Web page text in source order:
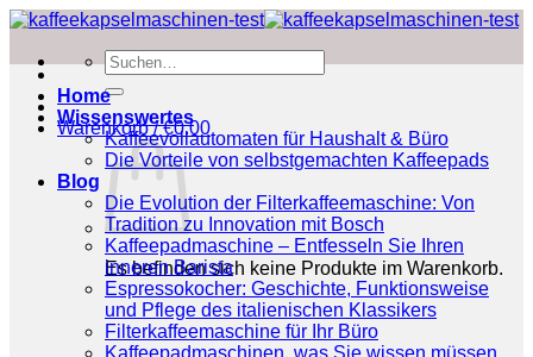
Zum
springen
Suchen
nach:
Warenkorb /€0.00
Es befinden sich keine Produkte im Warenkorb.
Home
Wissenswertes
Kaffeevollautomaten für Haushalt & Büro
Die Vorteile von selbstgemachten Kaffeepads
Blog
Die Evolution der Filterkaffeemaschine: Von
Tradition zu Innovation mit Bosch
Kaffeepadmaschine – Entfesseln Sie Ihren
inneren Barista
Espressokocher: Geschichte, Funktionsweise
und Pflege des italienischen Klassikers
Filterkaffeemaschine für Ihr Büro
Kaffeepadmaschinen, was Sie wissen müssen